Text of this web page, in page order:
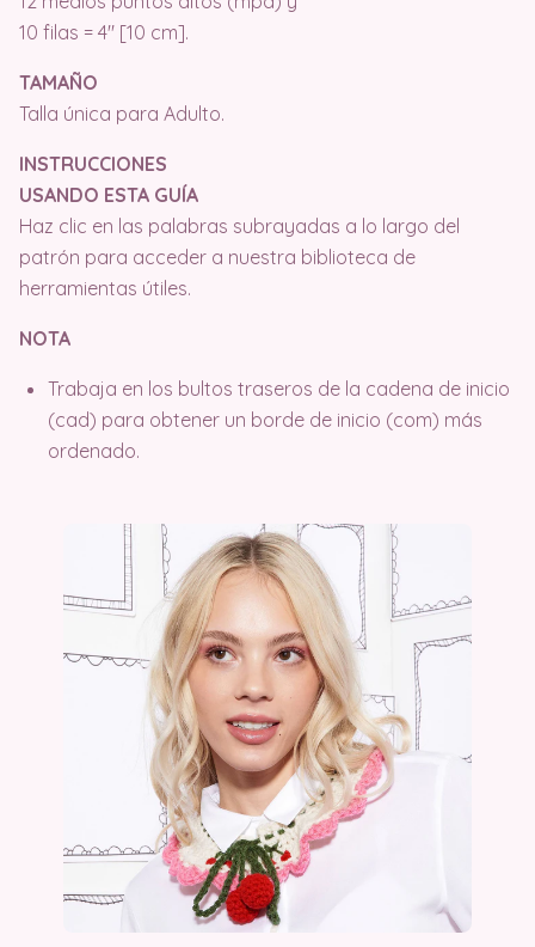
10 filas = 4″ [10 cm].
TAMAÑO
Talla única para Adulto.
INSTRUCCIONES
USANDO ESTA GUÍA
Haz clic en las palabras subrayadas a lo largo del
patrón para acceder a nuestra biblioteca de
herramientas útiles.
NOTA
Trabaja en los bultos traseros de la cadena de inicio
(cad) para obtener un borde de inicio (com) más
ordenado.